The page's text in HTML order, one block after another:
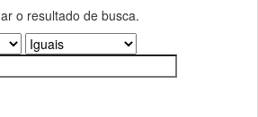
o resultado de busca.